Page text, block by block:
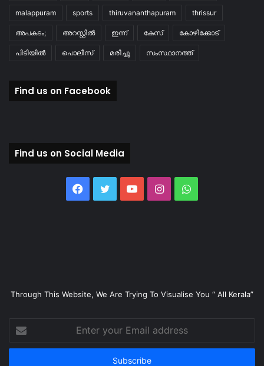
malappuram sports thiruvananthapuram thrissur
അപകടം; അറസ്റ്റിൽ ഇന്ന് കേസ് കോഴിക്കോട്
പിടിയിൽ പൊലീസ് മരിച്ചു സംസ്ഥാനത്ത്
Find us on Facebook
Find us on Social Media
Facebook
TwitterYouTubeInstagramWhatsApp
Through This Website, We Are Trying To Visualise You “ All Kerala”
your
Email